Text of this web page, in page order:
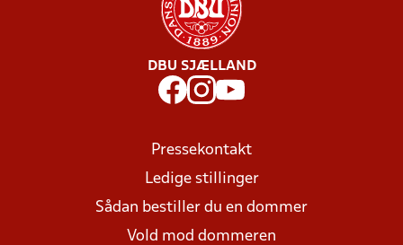
DBU SJÆLLAND
Pressekontakt
Ledige stillinger
Sådan bestiller du en dommer
Vold mod dommeren